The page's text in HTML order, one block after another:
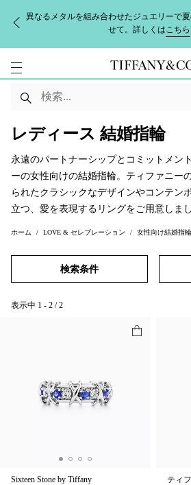
異なるメタルを組み合わせたジュエリーで
せて。詳しくはこちら
レディース 結婚指輪
永遠のパートナーシップとコミットメン
ーの女性向けの結婚指輪。ティファニー
られたクラシックなデザインやコンテン
立つ、愛を表現するリングをご用意しまし
ホーム LOVE & セレブレーション 女性向け結婚指輪
検索条件
表示中 1 - 2 / 2
Sixteen Stone by Tiffany
ティ